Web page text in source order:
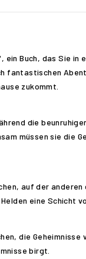
Buch, das Sie in
fantastischen
zukommt.
die
müssen sie die
auf der
eine Schicht
die Geheimnisse
birgt.